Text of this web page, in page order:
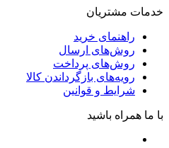
خدمات مشتریان
راهنمای خرید
روش‌های ارسال
روش‌های پرداخت
رویه‌های بازگرداندن کالا
شرایط و قوانین
با ما همراه باشید